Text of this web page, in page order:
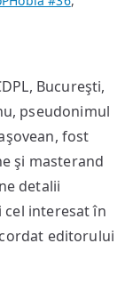
Bucureşti,
pseudonimul
fost
şi masterand
detalii
cel interesat în
editorului